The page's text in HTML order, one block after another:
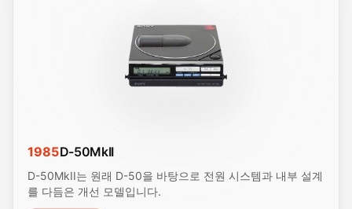
1985D-50MkII
D-50MkII는 원래 D-50을 바탕으로 전원 시스템과 내부 설계
를 다듬은 개선 모델입니다.